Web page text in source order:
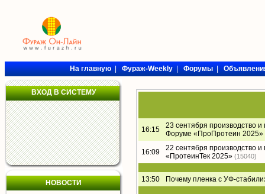
На главную|Фураж-Weekly|Форумы|
ВХОД В СИСТЕМУ
НОВОСТИ
16:15
23 сентября производство
Форуме «ПроПротеин 2025»
16:09
22 сентября производство
«ПротеинТек 2025» (15040)
13:50 Почему пленка с УФ-